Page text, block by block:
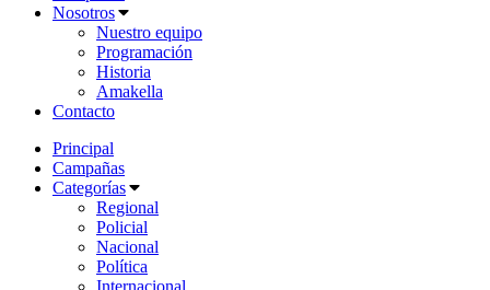
Nosotros
Nuestro equipo
Programación
Historia
Amakella
Contacto
Principal
Campañas
Categorías
Regional
Policial
Nacional
Política
Internacional